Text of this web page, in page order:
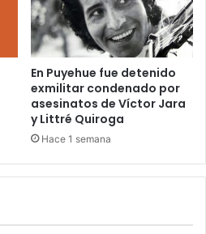
En Puyehue fue detenido
exmilitar condenado por
asesinatos de Víctor Jara
y Littré Quiroga
Hace 1 semana